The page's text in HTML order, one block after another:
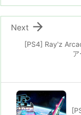
[PS4] Ray'z

Next